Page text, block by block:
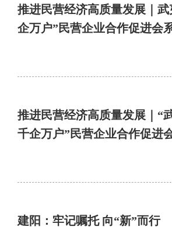
推进民营经济高质量发展｜
企万户”民营企业合作促进会
推进民营经济高质量发展｜“
千企万户”民营企业合作促进
建阳：牢记嘱托 向“新”而行